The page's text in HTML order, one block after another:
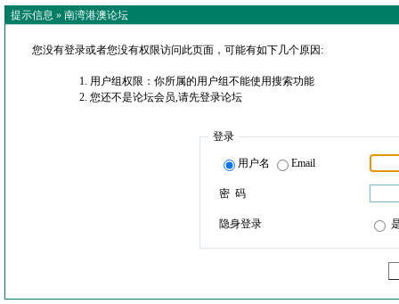
提示信息 » 南湾港澳论坛
您没有登录或者您没有权限访问此页面，可能有如下几个原因:
用户组权限：你所属的用户组不能使用搜索功能
您还不是论坛会员,请先登录论坛
登录
用户名 Email
密 码
隐身登录